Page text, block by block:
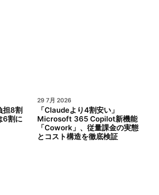
担8割
6割に
29 7月 2026
「Claudeより4割安い」
Microsoft 365 Copilot新機能
「Cowork」、従量課金の実態
とコスト構造を徹底検証